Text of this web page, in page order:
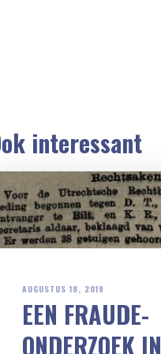
interessant
AUGUSTUS 18, 2019
EEN FRAUDE-
ONDERZOEK IN